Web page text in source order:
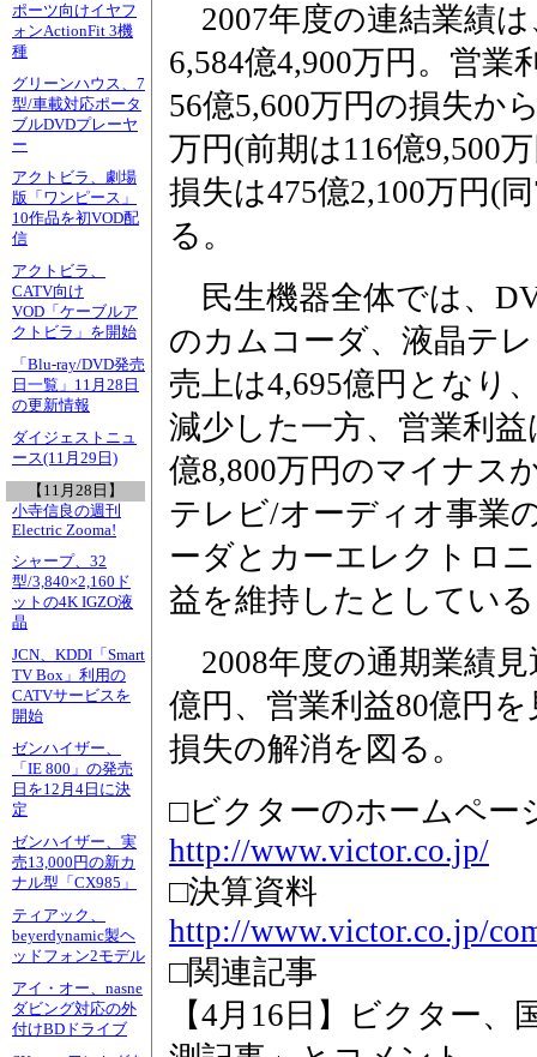
ポーツ向けイヤフ
ォンActionFit 3機
種
グリーンハウス、7
型/車載対応ポータ
ブルDVDプレーヤ
ー
アクトビラ、劇場
版「ワンピース」
10作品を初VOD配
信
アクトビラ、
CATV向け
VOD「ケーブルア
クトビラ」を開始
「Blu-ray/DVD発売
日一覧」11月28日
の更新情報
ダイジェストニュ
ース(11月29日)
【11月28日】
小寺信良の週刊
Electric Zooma!
シャープ、32
型/3,840×2,160ド
ットの4K IGZO液
晶
JCN、KDDI「Smart
TV Box」利用の
CATVサービスを
開始
ゼンハイザー、
「IE 800」の発売
日を12月4日に決
定
ゼンハイザー、実
売13,000円の新カ
ナル型「CX985」
ティアック、
beyerdynamic製ヘ
ッドフォン2モデル
アイ・オー、nasne
ダビング対応の外
付けBDドライブ
2007年度の連結業績
6,584億4,900万円。営業
56億5,600万円の損失か
万円(前期は116億9,500
損失は475億2,100万円(
る。
民生機器全体では、
のカムコーダ、液晶テ
売上は4,695億円となり
減少した一方、営業利
億8,800万円のマイナス
テレビ/オーディオ事業
ーダとカーエレクトロ
益を維持したとしてい
2008年度の通期業績
億円、営業利益80億円
損失の解消を図る。
□ビクターのホームペー
http://www.victor.co.jp/
□決算資料
http://www.victor.co.jp/
□関連記事
【4月16日】ビクター